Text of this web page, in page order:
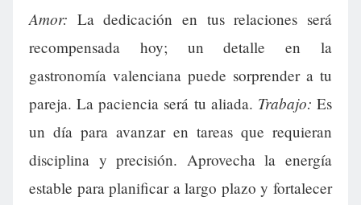
Amor: La dedicación en tus relaciones será
recompensada hoy; un detalle en la
gastronomía valenciana puede sorprender a tu
pareja. La paciencia será tu aliada. Trabajo: Es
un día para avanzar en tareas que requieran
disciplina y precisión. Aprovecha la energía
estable para planificar a largo plazo y fortalecer